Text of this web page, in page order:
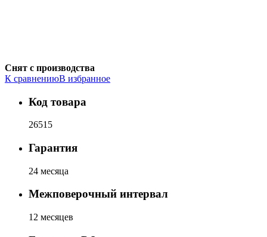
Снят с производства
К сравнениюВ избранное
Код товара
26515
Гарантия
24 месяца
Межповерочный интервал
12 месяцев